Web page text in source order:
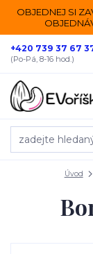
OBJEDNEJ SI
+420 739 37 67
(Po-Pá, 8-16 hod.)
Úvod